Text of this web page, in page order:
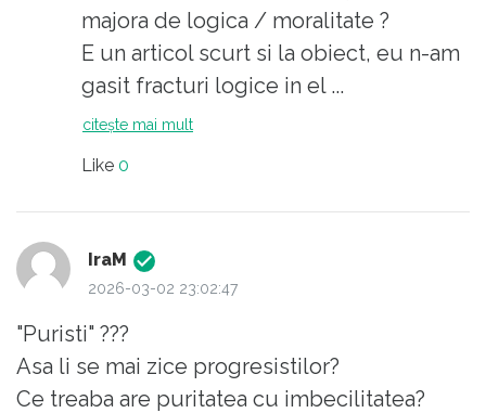
Hai sa nu incurcam borcanele.
majora de logica / moralitate ?
E un articol scurt si la obiect, eu n-am
gasit fracturi logice in el ...
Intreb pe bune, fara nici o ironie ...
citește mai mult
Like 0
IraM
2026-03-02 23:02:47
"Puristi" ???
Asa li se mai zice progresistilor?
Ce treaba are puritatea cu imbecilitatea?